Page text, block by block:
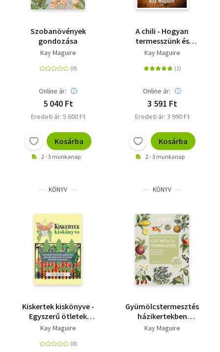
Szobanövények
gondozása
Kay Maguire
Online ár:
5 040 Ft
Eredeti ár: 5 600 Ft
Kosárba
2 - 3 munkanap
A chili - Hogyan
termesszünk és
tartósítsunk chiliket
Kay Maguire
Online ár:
3 591 Ft
Eredeti ár: 3 990 Ft
Kosárba
2 - 3 munkanap
KÖNYV
Kiskertek kiskönyve -
Egyszerű ötletek
erkélyre,
egyéb kültéri helyekre
Kay Maguire
KÖNYV
Gyümölcstermesztés
házikertekben
szakszerűen,
Kay Maguire